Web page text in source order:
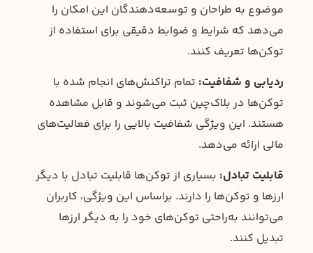
موضوع به طراحان و توسعه‌دهندگان این امکان را
می‌دهد که شرایط و ضوابط دقیقی برای استفاده از
توکن‌ها تعریف کنند.
ردیابی و شفافیت: تمام تراکنش‌های انجام شده با
توکن‌ها در بلاک‌چین ثبت می‌شوند و قابل مشاهده
هستند. این ویژگی شفافیت بالایی را برای فعالیت‌های
مالی ارائه می‌دهد.
قابلیت تبادل: بسیاری از توکن‌ها قابلیت تبادل با دیگر
ارزها و توکن‌ها را دارند. براساس این ویژگی، کاربران
می‌توانند به‌راحتی توکن‌های خود را به دیگر ارزها
تبدیل کنند.